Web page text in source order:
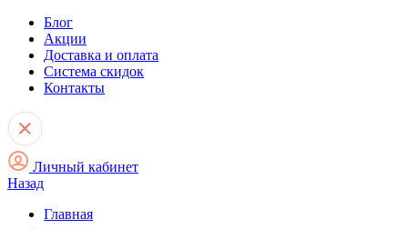
Блог
Акции
Доставка и оплата
Система скидок
Контакты
Личный кабинет
Назад
Главная